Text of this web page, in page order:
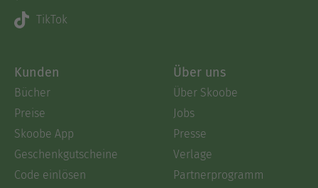
TikTok
Kunden
Bücher
Preise
Skoobe App
Geschenkgutscheine
Code einlösen
Über uns
Über Skoobe
Jobs
Presse
Verlage
Partnerprogramm